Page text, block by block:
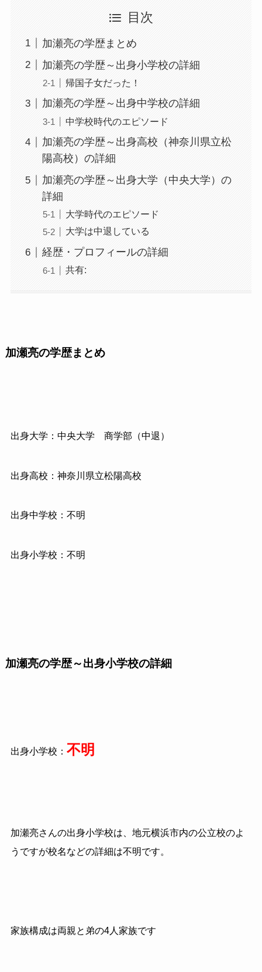
目次
加瀬亮の学歴まとめ
加瀬亮の学歴～出身小学校の詳細
帰国子女だった！
加瀬亮の学歴～出身中学校の詳細
中学校時代のエピソード
加瀬亮の学歴～出身高校（神奈川県立松
陽高校）の詳細
加瀬亮の学歴～出身大学（中央大学）の
詳細
大学時代のエピソード
大学は中退している
経歴・プロフィールの詳細
共有:
加瀬亮の学歴まとめ
出身大学：中央大学 商学部（中退）
出身高校：神奈川県立松陽高校
出身中学校：不明
出身小学校：不明
加瀬亮の学歴～出身小学校の詳細
出身小学校： 不明
加瀬亮さんの出身小学校は、地元横浜市内の公立校のよ
うですが校名などの詳細は不明です。
家族構成は両親と弟の4人家族です